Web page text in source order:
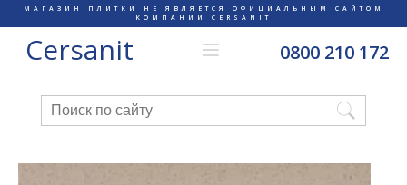
МАГАЗИН ПЛИТКИ НЕ ЯВЛЯЕТСЯ ОФИЦИАЛЬНЫМ САЙТОМ
КОМПАНИИ CERSANIT
Cersanit 0800 210 172